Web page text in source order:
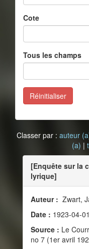
Cote
Tous les champs
Réinitialiser
Classer par : auteur
(a) |
[Enquête sur la
lyrique]
Auteur : Zwart,
Date : 1923-04-01
Source : Le
no 7 (1er avril